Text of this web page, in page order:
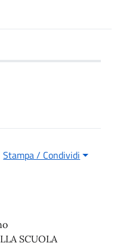
Stampa / Condividi
SCUOLA